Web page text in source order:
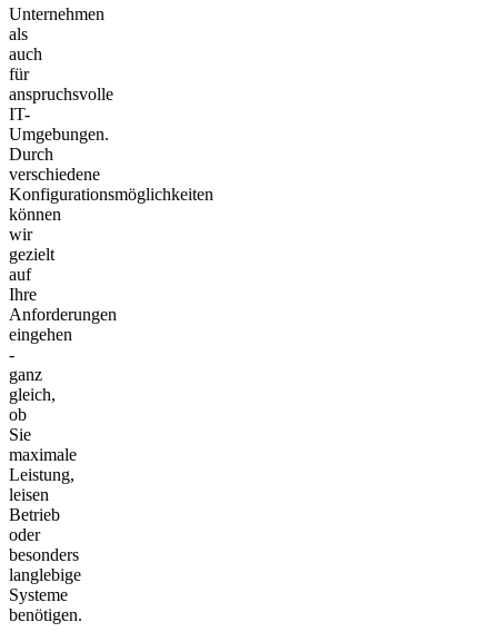
Unternehmen
als
auch
für
anspruchsvolle
IT-
Umgebungen.
Durch
verschiedene
Konfigurationsmöglichkeiten
können
wir
gezielt
auf
Ihre
Anforderungen
eingehen
-
ganz
gleich,
ob
Sie
maximale
Leistung,
leisen
Betrieb
oder
besonders
langlebige
Systeme
benötigen.